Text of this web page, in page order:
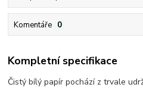
Komentáře 0
Kompletní specifikace
Čistý bílý papír pochází z trvale